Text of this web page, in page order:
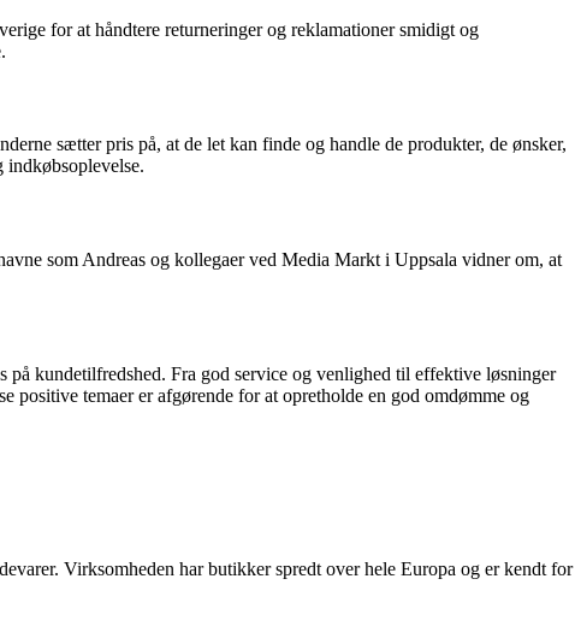
for at håndtere returneringer og reklamationer smidigt og
sætter pris på, at de let kan finde og handle de produkter, de ønsker,
indkøbsoplevelse.
som Andreas og kollegaer ved Media Markt i Uppsala vidner om, at
kundetilfredshed. Fra god service og venlighed til effektive løsninger
positive temaer er afgørende for at opretholde en god omdømme og
Virksomheden har butikker spredt over hele Europa og er kendt for